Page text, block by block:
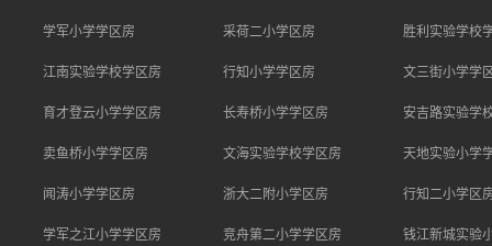
学军小学学区房 采荷二小学区房 胜利实验学校
江南实验学校学区房 行知小学学区房 文三街小学学
育才登云小学学区房 长寿桥小学学区房 安吉路实验学
卖鱼桥小学学区房 文海实验学校学区房 天地实验小学
闻涛小学学区房 浙大二附小学区房 行知二小学区
学军之江小学学区房 竞舟第二小学学区房 钱江新城实验